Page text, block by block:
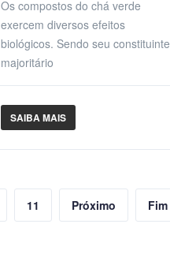
Os compostos do chá verde
exercem diversos efeitos
biológicos. Sendo seu constituinte
majoritário
SAIBA MAIS
11 Próximo Fim